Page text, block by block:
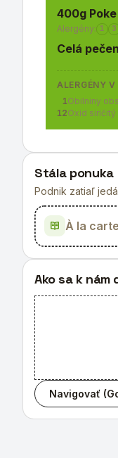
400g
Alergény: 1 3
Celá
ALERGÉNY
1Obilniny
12Oxid siričitý
Stála ponuka
Podnik zatiaľ
À la
Ako sa k nám
Navigovať